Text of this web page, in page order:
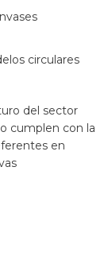
circulares
del sector
cumplen con la
en